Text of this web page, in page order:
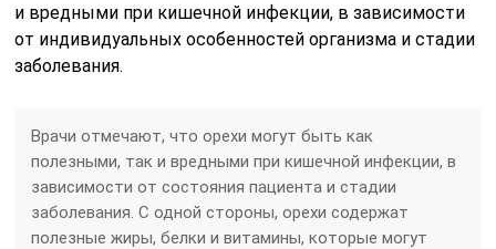
и вредными при кишечной инфекции, в зависимости
от индивидуальных особенностей организма и стадии
заболевания.
Врачи отмечают, что орехи могут быть как
полезными, так и вредными при кишечной инфекции, в
зависимости от состояния пациента и стадии
заболевания. С одной стороны, орехи содержат
полезные жиры, белки и витамины, которые могут